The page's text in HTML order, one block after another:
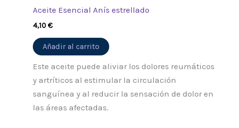
Aceite Esencial Anís estrellado
4,10€
Añadir al carrito
Este aceite puede aliviar los dolores reumáticos
y artríticos al estimular la circulación
sanguínea y al reducir la sensación de dolor en
las áreas afectadas.